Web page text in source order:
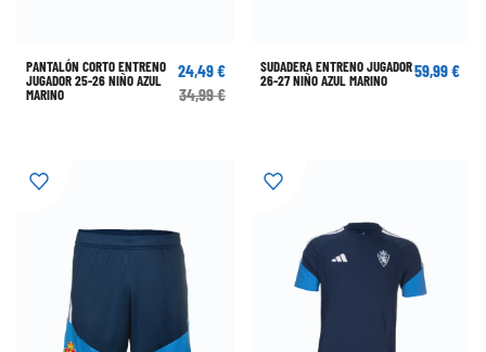
PANTALÓN CORTO ENTRENO
JUGADOR 25-26 NIÑO AZUL
MARINO
24,49 €
34,99 €
SUDADERA ENTRENO JUGADOR
26-27 NIÑO AZUL MARINO
59,99 €